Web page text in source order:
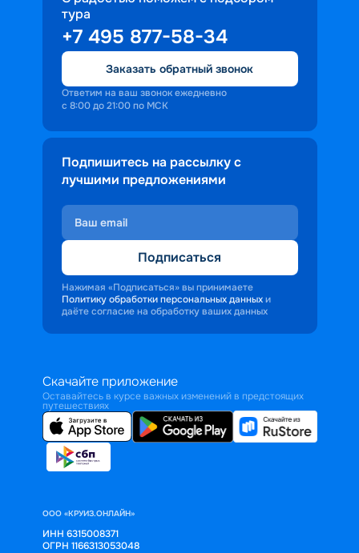
тура
+7 495 877-58-34
Заказать обратный звонок
Ответим на ваш звонок ежедневно
с 8:00 до 21:00 по МСК
Подпишитесь на рассылку с
лучшими предложениями
Подписаться
Нажимая «Подписаться» вы принимаете
Политику обработки персональных данных и
даёте согласие на обработку ваших данных
Скачайте приложение
Оставайтесь в курсе важных изменений в предстоящих
путешествиях
ООО «КРУИЗ.ОНЛАЙН»
ИНН 6315008371
ОГРН 1166313053048